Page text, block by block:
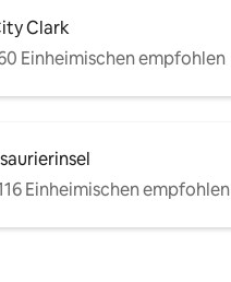
Clark
Einheimischen empfohlen
Einheimischen empfohlen